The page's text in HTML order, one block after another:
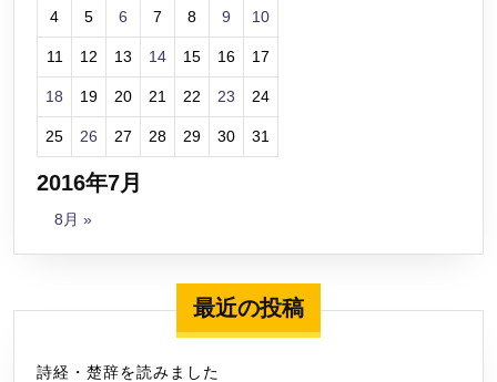
2016年7月
4 5 6 7 8 9 10
11 12 13 14 15 16 17
18 19 20 21 22 23 24
25 26 27 28 29 30 31
8月 »
最近の投稿
詩経・楚辞を読みました